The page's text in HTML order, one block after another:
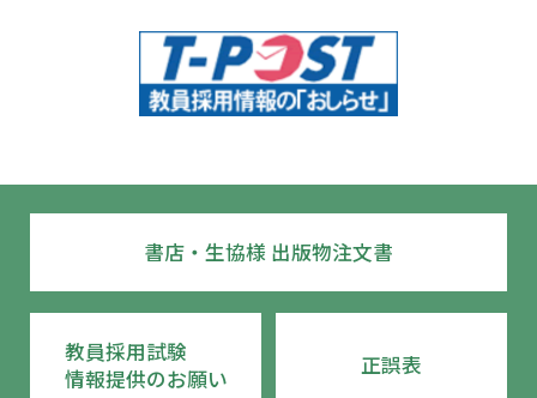
書店・生協様 出版物注文書
教員採用試験
情報提供のお願い
正誤表